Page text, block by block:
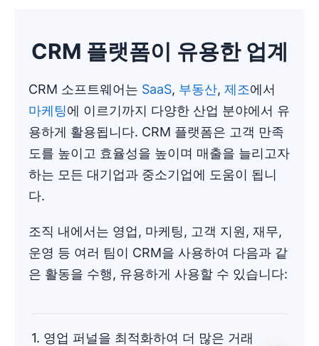
CRM 플랫폼이 유용한 업계
CRM 소프트웨어는 SaaS, 부동산, 제조에서
마케팅에 이르기까지 다양한 산업 분야에서 유
용하게 활용됩니다. CRM 플랫폼은 고객 만족
도를 높이고 효율성을 높이며 매출을 늘리고자
하는 모든 대기업과 중소기업에 도움이 됩니
다.
조직 내에서는 영업, 마케팅, 고객 지원, 재무,
운영 등 여러 팀이 CRM을 사용하여 다음과 같
은 활동을 수행, 유용하게 사용할 수 있습니다:
1. 영업 퍼널을 최적화하여 더 많은 거래